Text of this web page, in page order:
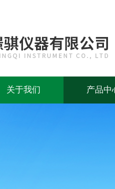
关于我们 产品中